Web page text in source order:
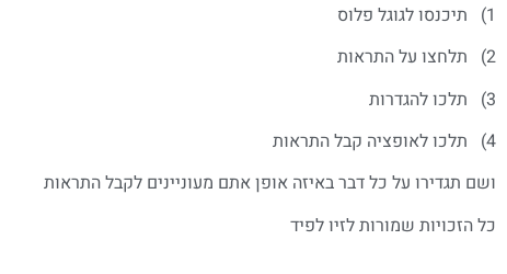
1) תיכנסו לגוגל פלוס
2) תלחצו על התראות
3) תלכו להגדרות
4) תלכו לאופציה קבל התראות
ושם תגדירו על כל דבר באיזה אופן אתם מעוניינים לקבל התראות
כל הזכויות שמורות לזיו לפיד